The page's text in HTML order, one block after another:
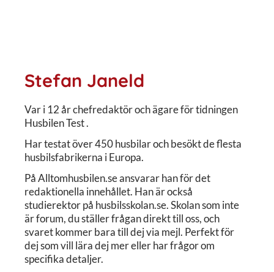
Stefan Janeld
Var i 12 år chefredaktör och ägare för tidningen
Husbilen Test .
Har testat över 450 husbilar och besökt de flesta
husbilsfabrikerna i Europa.
På Alltomhusbilen.se ansvarar han för det
redaktionella innehållet. Han är också
studierektor på husbilsskolan.se. Skolan som inte
är forum, du ställer frågan direkt till oss, och
svaret kommer bara till dej via mejl. Perfekt för
dej som vill lära dej mer eller har frågor om
specifika detaljer.